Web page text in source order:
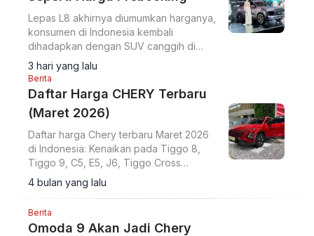
Lepas L8 akhirnya diumumkan harganya,
konsumen di Indonesia kembali
dihadapkan dengan SUV canggih di
range harga Rp 500 jutaan.
3 hari yang lalu
Berita
Daftar Harga CHERY Terbaru
(Maret 2026)
Daftar harga Chery terbaru Maret 2026
di Indonesia: Kenaikan pada Tiggo 8,
Tiggo 9, C5, E5, J6, Tiggo Cross
dibanding November 2025. Debut C5
4 bulan yang lalu
Berita
Omoda 9 Akan Jadi Chery